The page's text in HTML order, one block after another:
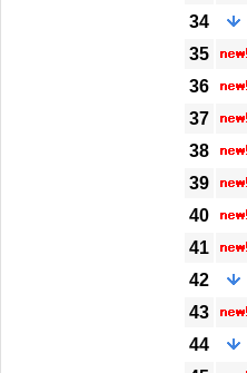
34
35
36
37
38
39
40
41
42
43
44